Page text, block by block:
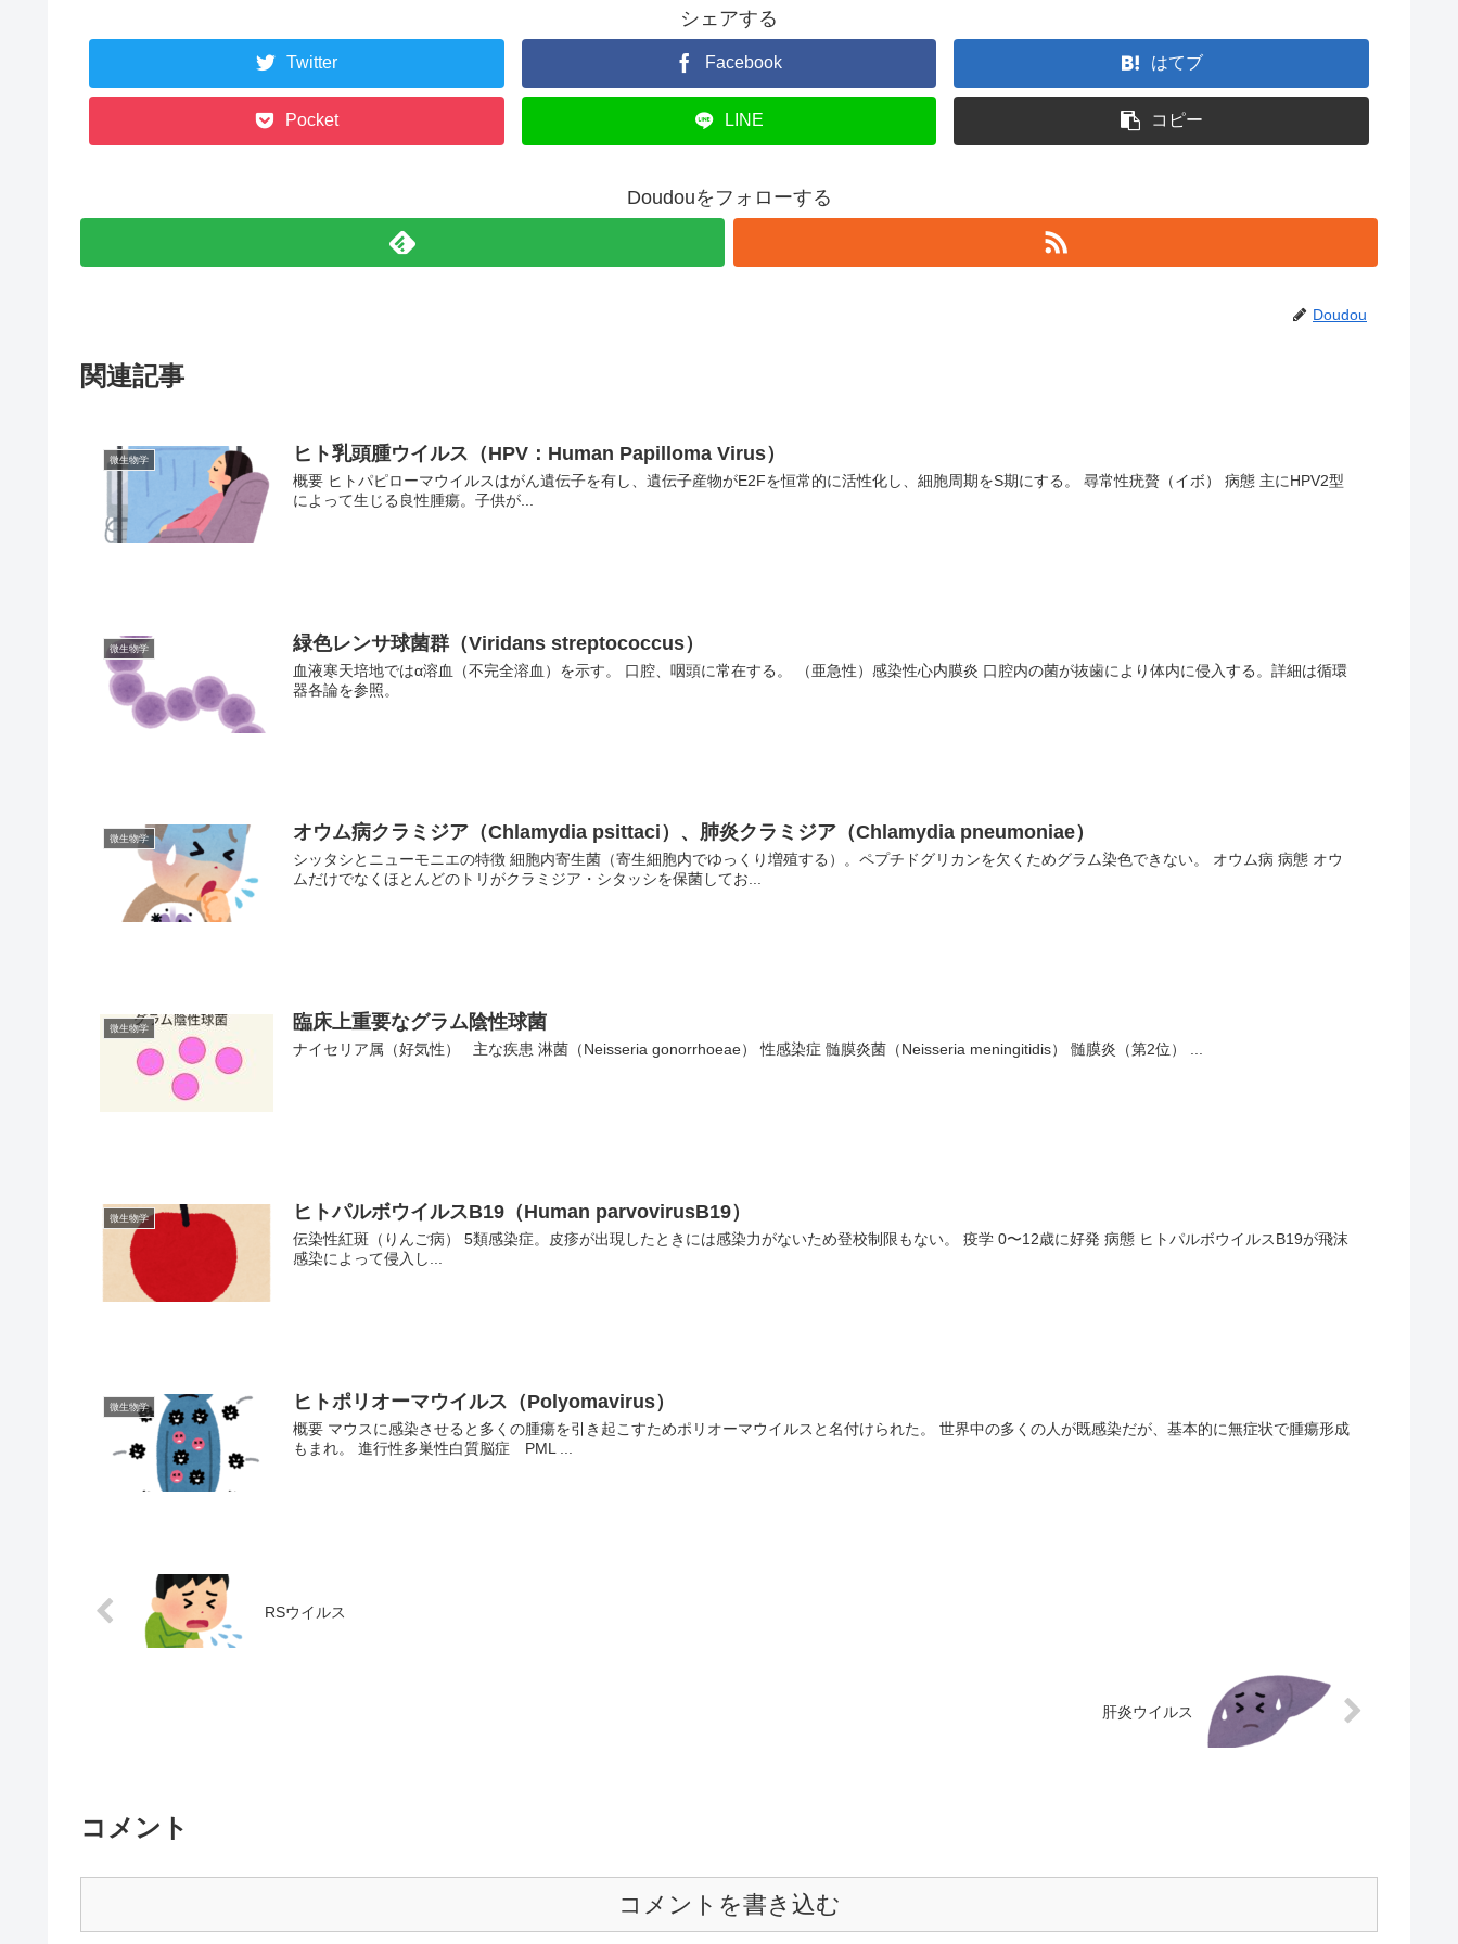
シェアする
Twitter Facebook はてブ
Pocket LINE コピー
Doudouをフォローする
Doudou
関連記事
微生物学 ヒト乳頭腫ウイルス（HPV：Human Papilloma Virus）
概要 ヒトパピローマウイルスはがん遺伝子を有し、遺伝子産物がE2Fを恒常的に活性化し、細胞周期をS期にする。 尋常性疣贅（イボ） 病態 主にHPV2型
によって生じる良性腫瘍。子供が...
微生物学 緑色レンサ球菌群（Viridans streptococcus）
血液寒天培地ではα溶血（不完全溶血）を示す。 口腔、咽頭に常在する。 （亜急性）感染性心内膜炎 口腔内の菌が抜歯により体内に侵入する。詳細は循環
器各論を参照。
微生物学 オウム病クラミジア（Chlamydia psittaci）、肺炎クラミジア（Chlamydia pneumoniae）
シッタシとニューモニエの特徴 細胞内寄生菌（寄生細胞内でゆっくり増殖する）。ペプチドグリカンを欠くためグラム染色できない。 オウム病 病態 オウ
ムだけでなくほとんどのトリがクラミジア・シタッシを保菌してお...
微生物学 臨床上重要なグラム陰性球菌
ナイセリア属（好気性） 主な疾患 淋菌（Neisseria gonorrhoeae） 性感染症 髄膜炎菌（Neisseria meningitidis） 髄膜炎（第2位） ...
微生物学 ヒトパルボウイルスB19（Human parvovirusB19）
伝染性紅斑（りんご病） 5類感染症。皮疹が出現したときには感染力がないため登校制限もない。 疫学 0〜12歳に好発 病態 ヒトパルボウイルスB19が飛沫
感染によって侵入し...
微生物学 ヒトポリオーマウイルス（Polyomavirus）
概要 マウスに感染させると多くの腫瘍を引き起こすためポリオーマウイルスと名付けられた。 世界中の多くの人が既感染だが、基本的に無症状で腫瘍形成
もまれ。 進行性多巣性白質脳症 PML ...
RSウイルス
肝炎ウイルス
コメント
コメントを書き込む